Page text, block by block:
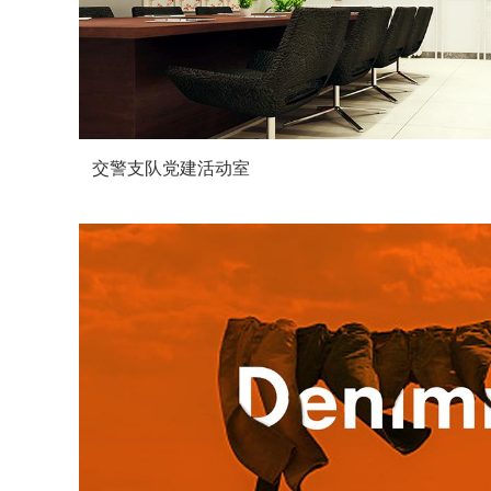
交警支队党建活动室